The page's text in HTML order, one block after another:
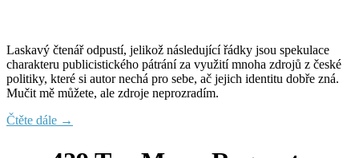
Laskavý čtenář odpustí, jelikož následující řádky jsou spekulace
charakteru publicistického pátrání za využití mnoha zdrojů z české
politiky, které si autor nechá pro sebe, ač jejich identitu dobře zná.
Mučit mě můžete, ale zdroje neprozradím.
Čtěte dále →